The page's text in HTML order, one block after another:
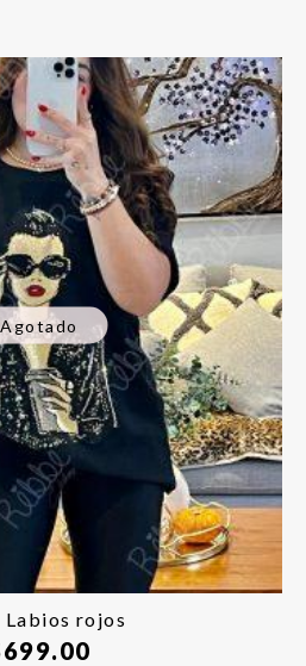
Agotado
Labios rojos
699.00